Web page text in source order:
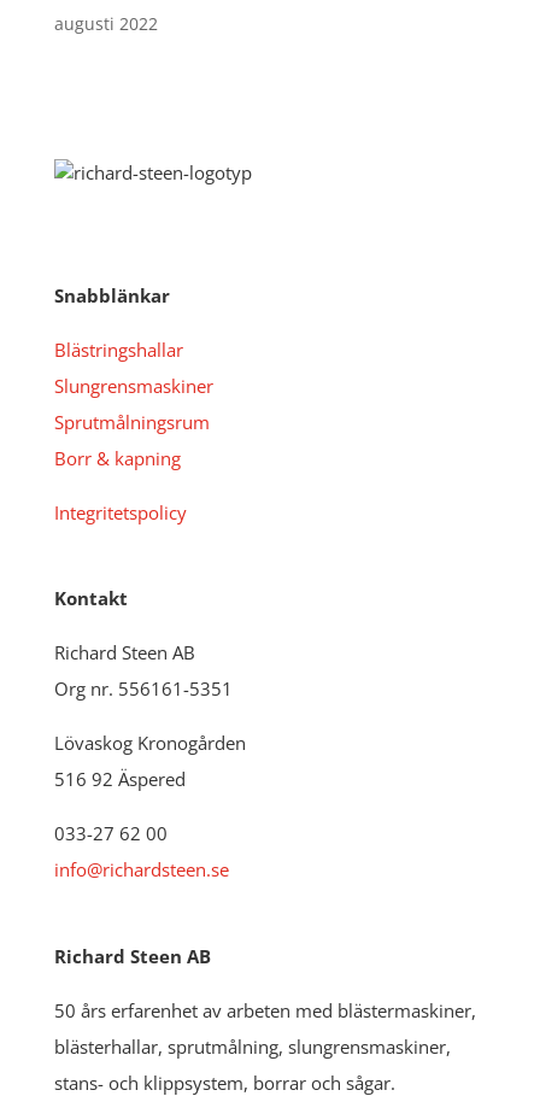
augusti 2022
Snabblänkar
Blästringshallar
Slungrensmaskiner
Sprutmålningsrum
Borr & kapning
Integritetspolicy
Kontakt
Richard Steen AB
Org nr. 556161-5351
Lövaskog Kronogården
516 92 Äspered
033-27 62 00
info@richardsteen.se
Richard Steen AB
50 års erfarenhet av arbeten med blästermaskiner,
blästerhallar, sprutmålning, slungrensmaskiner,
stans- och klippsystem, borrar och sågar.